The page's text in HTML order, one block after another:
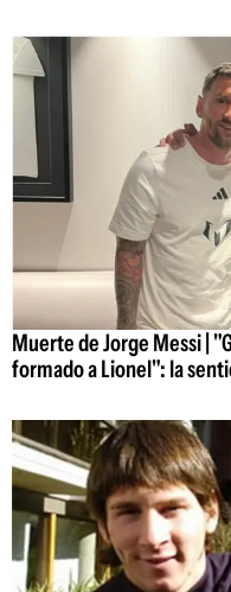
Muerte de Jorge Messi |
formado a Lionel": la